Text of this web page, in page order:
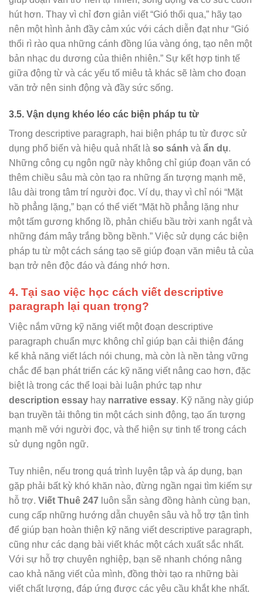
hút hơn. Thay vì chỉ đơn giản viết “Gió thổi qua,” hãy tạo
nên một hình ảnh đầy cảm xúc với cách diễn đạt như “Gió
thổi rì rào qua những cánh đồng lúa vàng óng, tạo nên một
bản nhạc du dương của thiên nhiên.” Sự kết hợp tinh tế
giữa động từ và các yếu tố miêu tả khác sẽ làm cho đoạn
văn trở nên sinh động và đầy sức sống.
3.5. Vận dụng khéo léo các biện pháp tu từ
Trong descriptive paragraph, hai biện pháp tu từ được sử
dụng phổ biến và hiệu quả nhất là so sánh và ẩn dụ.
Những công cụ ngôn ngữ này không chỉ giúp đoạn văn có
thêm chiều sâu mà còn tạo ra những ấn tượng mạnh mẽ,
lâu dài trong tâm trí người đọc. Ví dụ, thay vì chỉ nói “Mặt
hồ phẳng lặng,” bạn có thể viết “Mặt hồ phẳng lặng như
một tấm gương khổng lồ, phản chiếu bầu trời xanh ngắt và
những đám mây trắng bồng bềnh.” Việc sử dụng các biện
pháp tu từ một cách sáng tạo sẽ giúp đoạn văn miêu tả của
bạn trở nên độc đáo và đáng nhớ hơn.
4. Tại sao việc học cách viết descriptive
paragraph lại quan trọng?
Việc nắm vững kỹ năng viết một đoạn descriptive
paragraph chuẩn mực không chỉ giúp bạn cải thiện đáng
kể khả năng viết lách nói chung, mà còn là nền tảng vững
chắc để bạn phát triển các kỹ năng viết nâng cao hơn, đặc
biệt là trong các thể loại bài luận phức tạp như
description essay hay narrative essay. Kỹ năng này giúp
bạn truyền tải thông tin một cách sinh động, tạo ấn tượng
mạnh mẽ với người đọc, và thể hiện sự tinh tế trong cách
sử dụng ngôn ngữ.
Tuy nhiên, nếu trong quá trình luyện tập và áp dụng, bạn
gặp phải bất kỳ khó khăn nào, đừng ngần ngại tìm kiếm sự
hỗ trợ. Viết Thuê 247 luôn sẵn sàng đồng hành cùng bạn,
cung cấp những hướng dẫn chuyên sâu và hỗ trợ tận tình
để giúp bạn hoàn thiện kỹ năng viết descriptive paragraph,
cũng như các dạng bài viết khác một cách xuất sắc nhất.
Với sự hỗ trợ chuyên nghiệp, bạn sẽ nhanh chóng nâng
cao khả năng viết của mình, đồng thời tạo ra những bài
viết chất lượng, đáp ứng được các yêu cầu khắt khe nhất.